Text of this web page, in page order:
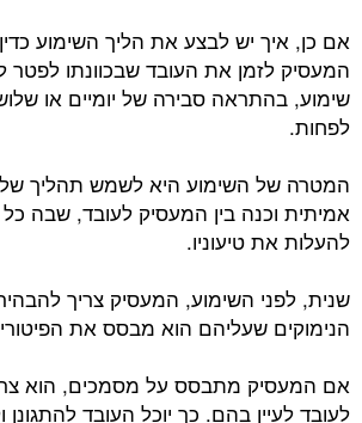
אם כן, איך יש לבצע את הליך השימוע
המעסיק לזמן את העובד שבכוונתו לפטר
שימוע, בהתראה סבירה של יומיים או
לפחות.
המטרה של השימוע היא לשמש תהליך
אמיתית וכנה בין המעסיק לעובד, שבה כל
להעלות את טיעוניו.
שנית, לפני השימוע, המעסיק צריך
הנימוקים שעליהם הוא מבסס את
אם המעסיק מתבסס על מסמכים, הוא
לעובד לעיין בהם. כך יוכל העובד להתגונן